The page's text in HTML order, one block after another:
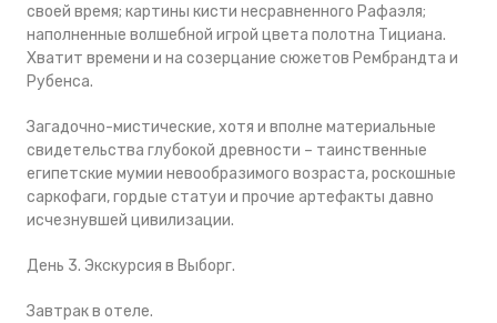
своей время; картины кисти несравненного Рафаэля;
наполненные волшебной игрой цвета полотна Тициана.
Хватит времени и на созерцание сюжетов Рембрандта и
Рубенса.
Загадочно-мистические, хотя и вполне материальные
свидетельства глубокой древности – таинственные
египетские мумии невообразимого возраста, роскошные
саркофаги, гордые статуи и прочие артефакты давно
исчезнувшей цивилизации.
День 3. Экскурсия в Выборг.
Завтрак в отеле.